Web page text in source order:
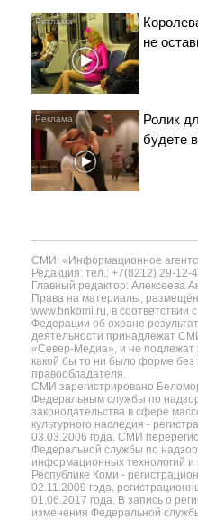
не
Ролик
будете
СМИ: «Информационное
Редакция: тел.: +7(8212) 29-12-
Главный редактор: Алексеева
Права на материалы,
www.bnkomi.ru, в соответствии
Федерации об охране
деятельности принадлежат
«Север-Медиа», и не подлежат
какой бы то ни было форме
правообладателя.
СМИ зарегистрировано
Федеральным службы по
законодательства в сфере
культурного наследия -
03.03.2006 года. СМИ
Федеральной службы по
информационных технологий и
Республике Коми -
02.11.2009 года,
01.06.2017 года. В запись о
изменения Федеральной